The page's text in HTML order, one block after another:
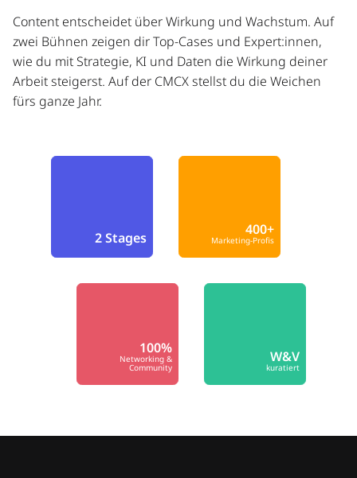
Content entscheidet über Wirkung und Wachstum. Auf
zwei Bühnen zeigen dir Top-Cases und Expert:innen,
wie du mit Strategie, KI und Daten die Wirkung deiner
Arbeit steigerst. Auf der CMCX stellst du die Weichen
fürs ganze Jahr.
2 Stages 400+
Marketing-Profis
100%
Networking &
Community
W&V
kuratiert